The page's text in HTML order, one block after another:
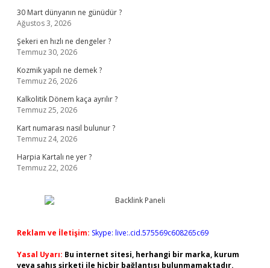
30 Mart dünyanın ne günüdür ?
Ağustos 3, 2026
Şekeri en hızlı ne dengeler ?
Temmuz 30, 2026
Kozmik yapılı ne demek ?
Temmuz 26, 2026
Kalkolitik Dönem kaça ayrılır ?
Temmuz 25, 2026
Kart numarası nasıl bulunur ?
Temmuz 24, 2026
Harpia Kartalı ne yer ?
Temmuz 22, 2026
Reklam ve İletişim: Skype: live:.cid.575569c608265c69
Yasal Uyarı: Bu internet sitesi, herhangi bir marka, kurum
veya şahıs şirketi ile hiçbir bağlantısı bulunmamaktadır.